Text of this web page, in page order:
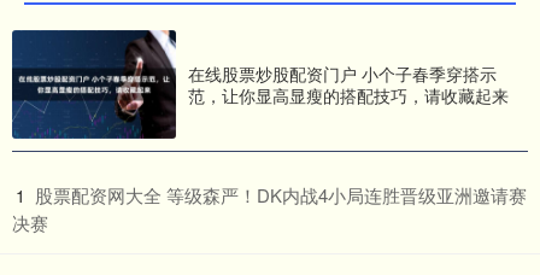
在线股票炒股配资门户 小个子春季穿搭示
范，让你显高显瘦的搭配技巧，请收藏起来
1
​股票配资网大全 等级森严！DK内战4小局连胜晋级亚洲邀请赛
决赛